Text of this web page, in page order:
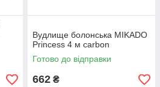
Вудлище болонська MIKADO
Princess 4 м carbon
Готово до відправки
662 ₴